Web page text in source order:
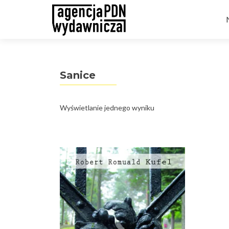
Sanice
Wyświetlanie jednego wyniku